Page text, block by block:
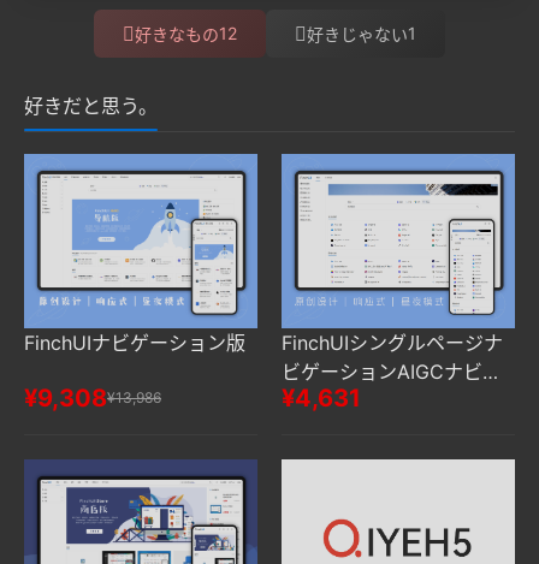
好きなもの12 好きじゃない1
好きだと思う。
FinchUIナビゲーション版
¥9,308¥13,986
FinchUIシングルページナ
ビゲーションAIGCナビゲ
ーションサイトはURLの一
¥4,631